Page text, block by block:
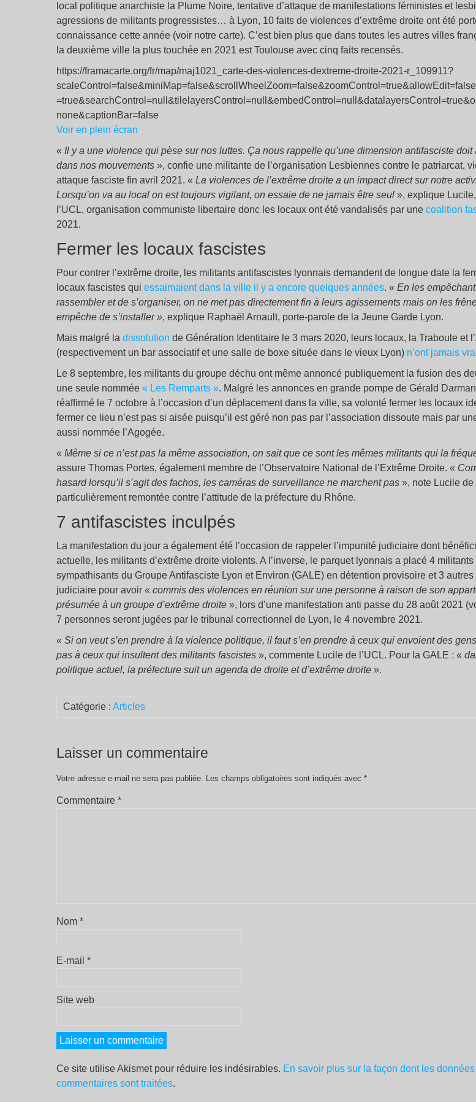
local politique anarchiste la Plume Noire, tentative d’attaque de manifestations féministes et
agressions de militants progressistes… à Lyon, 10 faits de violences d’extrême droite ont été
connaissance cette année (voir notre carte). C’est bien plus que dans toutes les autres villes
la deuxième ville la plus touchée en 2021 est Toulouse avec cinq faits recensés.
https://framacarte.org/fr/map/maj1021_carte-des-violences-dextreme-droite-2021-r_109911?
none&captionBar=false
Voir en plein écran
« Il y a une violence qui pèse sur nos luttes. Ça nous rappelle qu’une dimension antifasciste doit
dans nos mouvements », confie une militante de l’organisation Lesbiennes contre le patriarcat,
attaque fasciste fin avril 2021. « La violences de l’extrême droite a un impact direct sur notre
Lorsqu’on va au local on est toujours vigilant, on essaie de ne jamais être seul », explique
l’UCL, organisation communiste libertaire donc les locaux ont été vandalisés par une coalition
2021.
Fermer les locaux fascistes
Pour contrer l’extrême droite, les militants antifascistes lyonnais demandent de longue date la
locaux fascistes qui essaimaient dans la ville il y a encore quelques années. « En les
rassembler et de s’organiser, on ne met pas directement fin à leurs agissements mais on les
empêche de s’installer », explique Raphaël Arnault, porte-parole de la Jeune Garde Lyon.
Mais malgré la dissolution de Génération Identitaire le 3 mars 2020, leurs locaux, la Traboule et
(respectivement un bar associatif et une salle de boxe située dans le vieux Lyon) n’ont jamais
Le 8 septembre, les militants du groupe déchu ont même annoncé publiquement la fusion des
une seule nommée « Les Remparts ». Malgré les annonces en grande pompe de Gérald
réaffirmé le 7 octobre à l’occasion d’un déplacement dans la ville, sa volonté fermer les locaux
fermer ce lieu n’est pas si aisée puisqu’il est géré non pas par l’association dissoute mais par
aussi nommée l’Agogée.
« Même si ce n’est pas la même association, on sait que ce sont les mêmes militants qui la
assure Thomas Portes, également membre de l’Observatoire National de l’Extrême Droite. «
hasard lorsqu’il s’agit des fachos, les caméras de surveillance ne marchent pas », note Lucile de
particulièrement remontée contre l’attitude de la préfecture du Rhône.
7 antifascistes inculpés
La manifestation du jour a également été l’occasion de rappeler l’impunité judiciaire dont
actuelle, les militants d’extrême droite violents. A l’inverse, le parquet lyonnais a placé 4 militants
sympathisants du Groupe Antifasciste Lyon et Environ (GALE) en détention provisoire et 3
judiciaire pour avoir « commis des violences en réunion sur une personne à raison de son
présumée à un groupe d’extrême droite », lors d’une manifestation anti passe du 28 août 2021
7 personnes seront jugées par le tribunal correctionnel de Lyon, le 4 novembre 2021.
« Si on veut s’en prendre à la violence politique, il faut s’en prendre à ceux qui envoient des
pas à ceux qui insultent des militants fascistes », commente Lucile de l’UCL. Pour la GALE : «
politique actuel, la préfecture suit un agenda de droite et d’extrême droite ».
Catégorie : Articles
Laisser un commentaire
Votre adresse e-mail ne sera pas publiée. Les champs obligatoires sont indiqués avec *
Commentaire *
Nom *
E-mail *
Site web
Ce site utilise Akismet pour réduire les indésirables. En savoir plus sur la façon dont les
commentaires sont traitées.